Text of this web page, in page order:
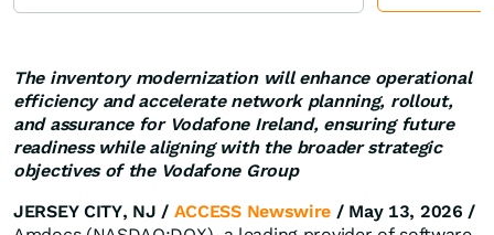
The inventory modernization will enhance operational
efficiency and accelerate network planning, rollout,
and assurance for Vodafone Ireland, ensuring future
readiness while aligning with the broader strategic
objectives of the Vodafone Group
JERSEY CITY, NJ / ACCESS Newswire / May 13, 2026 /